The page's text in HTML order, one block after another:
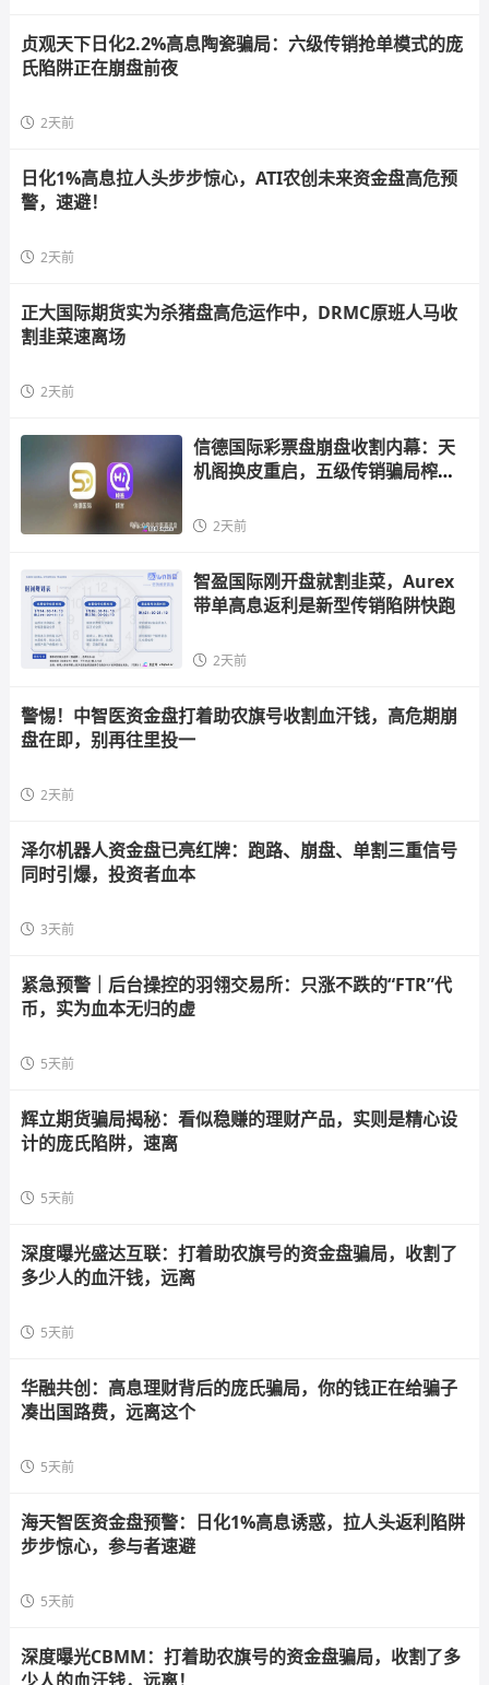
贞观天下日化2.2%高息陶瓷骗局：六级传销抢单模式的庞
氏陷阱正在崩盘前夜
2天前
日化1%高息拉人头步步惊心，ATI农创未来资金盘高危预
警，速避！
2天前
正大国际期货实为杀猪盘高危运作中，DRMC原班人马收
割韭菜速离场
2天前
信德国际彩票盘崩盘收割内幕：天
机阁换皮重启，五级传销骗局榨干
2天前
智盈国际刚开盘就割韭菜，Aurex
带单高息返利是新型传销陷阱快跑
2天前
警惕！中智医资金盘打着助农旗号收割血汗钱，高危期崩
盘在即，别再往里投一
2天前
泽尔机器人资金盘已亮红牌：跑路、崩盘、单割三重信号
同时引爆，投资者血本
3天前
紧急预警｜后台操控的羽翎交易所：只涨不跌的“FTR”代
币，实为血本无归的虚
5天前
辉立期货骗局揭秘：看似稳赚的理财产品，实则是精心设
计的庞氏陷阱，速离
5天前
深度曝光盛达互联：打着助农旗号的资金盘骗局，收割了
多少人的血汗钱，远离
5天前
华融共创：高息理财背后的庞氏骗局，你的钱正在给骗子
凑出国路费，远离这个
5天前
海天智医资金盘预警：日化1%高息诱惑，拉人头返利陷阱
步步惊心，参与者速避
5天前
深度曝光CBMM：打着助农旗号的资金盘骗局，收割了多